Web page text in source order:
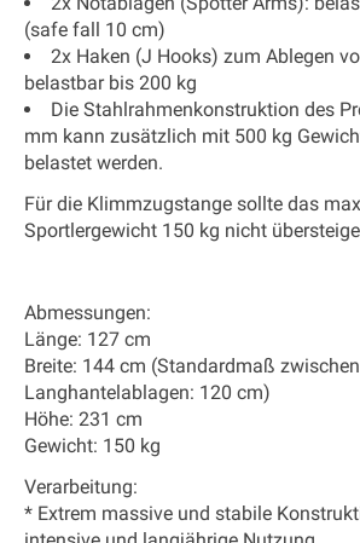
(safe fall 10 cm)
2x Haken (J Hooks) zum Ablegen
belastbar bis 200 kg
Die Stahlrahmenkonstruktion des
mm kann zusätzlich mit 500 kg
belastet werden.
Für die Klimmzugstange sollte das
Sportlergewicht 150 kg nicht
Abmessungen:
Länge: 127 cm
Breite: 144 cm (Standardmaß
Langhantelablagen: 120 cm)
Höhe: 231 cm
Gewicht: 150 kg
Verarbeitung:
* Extrem massive und stabile